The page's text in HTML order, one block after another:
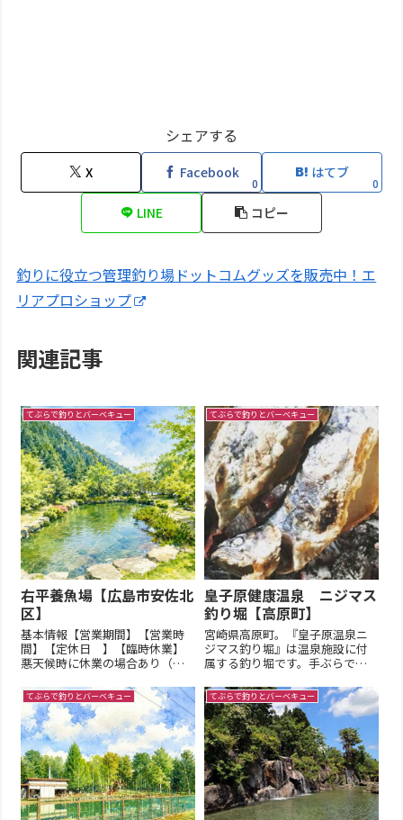
シェアする
X Facebook
0
はてブ
0
LINE コピー
釣りに役立つ管理釣り場ドットコムグッズを販売中！エ
リアプロショップ
関連記事
てぶらで釣りとバーベキュー
右平養魚場【広島市安佐北
区】
基本情報【営業期間】【営業時
間】【定休日 】【臨時休業】
悪天候時に休業の場合あり（公
【釣場形態】【釣場規模】施設
情報詳細【管理棟】（更新中...）
【施設情報】【レンタル品】釣
り場の特徴釣り場利用方法釣り
場利用の予約は不要です。受付
順...
てぶらで釣りとバーベキュー
皇子原健康温泉 ニジマス
釣り堀【高原町】
宮崎県高原町。『皇子原温泉ニ
ジマス釣り堀』は温泉施設に付
属する釣り堀です。手ぶらでご
様に人気です。基本情報【営業
期間】通年営業【営業時間】
10:00～12:30、13:30～16:00【定
休日 】不定休（要事前問い合
わせ）【臨時休業...
てぶらで釣りとバーベキュー てぶらで釣りとバーベキュー